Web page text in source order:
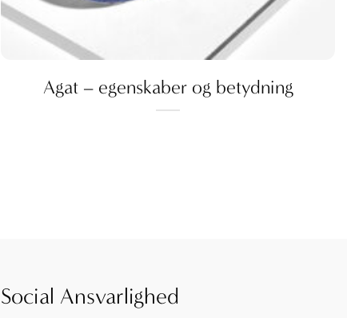
Agat – egenskaber og betydning
Social Ansvarlighed